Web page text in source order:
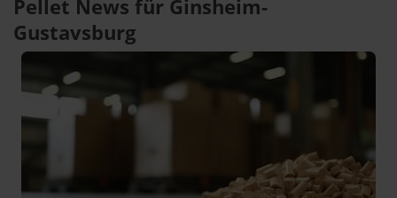
Pellet News für Ginsheim-
Gustavsburg